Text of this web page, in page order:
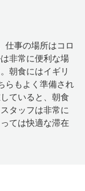
仕事の場所はコロ
非常に便利な場
朝食にはイギリ
らもよく準備され
ていると、朝食
タッフは非常に
ては快適な滞在